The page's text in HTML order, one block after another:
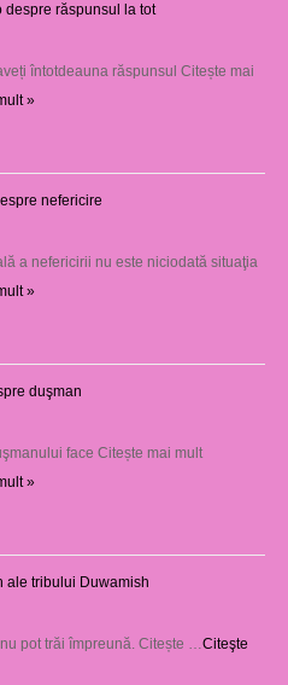
despre răspunsul la tot
întotdeauna răspunsul Citește mai
»
nefericire
a nefericirii nu este niciodată situaţia
»
duşman
face Citește mai mult
»
ale tribului Duwamish
pot trăi împreună. Citește …Citeşte